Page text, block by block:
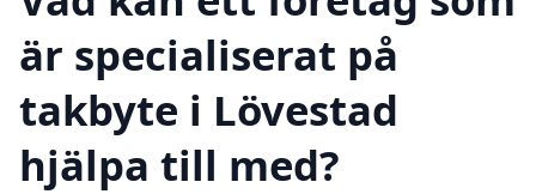
är specialiserat på
takbyte i Lövestad
hjälpa till med?